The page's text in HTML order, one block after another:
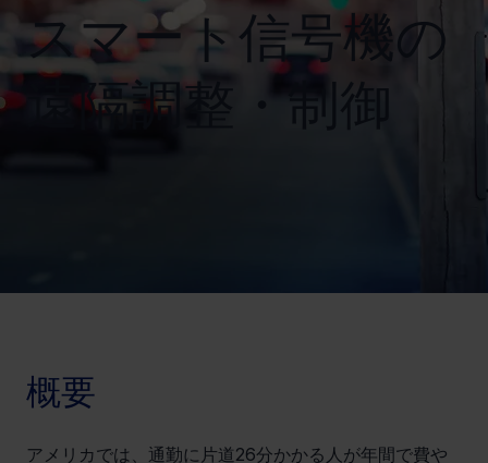
スマート信号機の
遠隔調整・制御
概要
アメリカでは、通勤に片道26分かかる人が年間で費や